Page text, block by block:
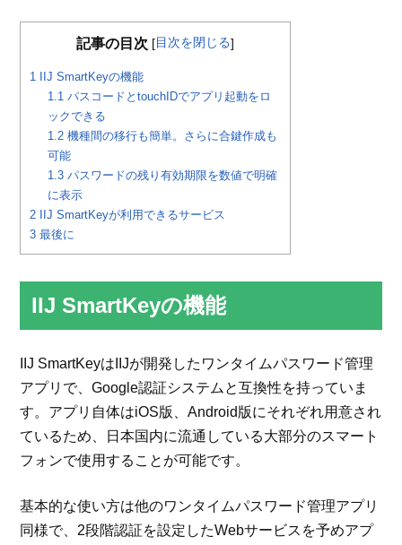
記事の目次 [目次を閉じる]
1 IIJ SmartKeyの機能
1.1 パスコードとtouchIDでアプリ起動をロ
ックできる
1.2 機種間の移行も簡単。さらに合鍵作成も
可能
1.3 パスワードの残り有効期限を数値で明確
に表示
2 IIJ SmartKeyが利用できるサービス
3 最後に
IIJ SmartKeyの機能
IIJ SmartKeyはIIJが開発したワンタイムパスワード管理
アプリで、Google認証システムと互換性を持っていま
す。アプリ自体はiOS版、Android版にそれぞれ用意され
ているため、日本国内に流通している大部分のスマート
フォンで使用することが可能です。
基本的な使い方は他のワンタイムパスワード管理アプリ
同様で、2段階認証を設定したWebサービスを予めアプ